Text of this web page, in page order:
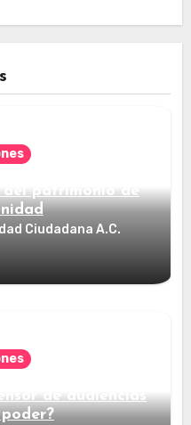
patrimonio de
Ciudadana A.C.
de audiencias